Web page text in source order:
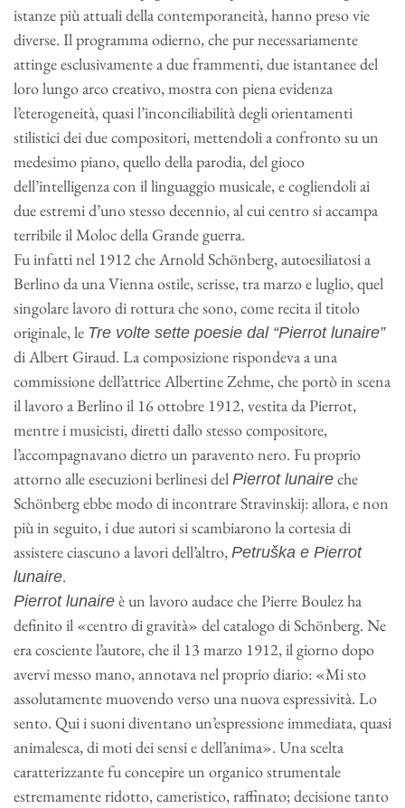
istanze più attuali della contemporaneità, hanno preso vie
diverse. Il programma odierno, che pur necessariamente
attinge esclusivamente a due frammenti, due istantanee del
loro lungo arco creativo, mostra con piena evidenza
l’eterogeneità, quasi l’inconciliabilità degli orientamenti
stilistici dei due compositori, mettendoli a confronto su un
medesimo piano, quello della parodia, del gioco
dell’intelligenza con il linguaggio musicale, e cogliendoli ai
due estremi d’uno stesso decennio, al cui centro si accampa
terribile il Moloc della Grande guerra.
Fu infatti nel 1912 che Arnold Schönberg, autoesiliatosi a
Berlino da una Vienna ostile, scrisse, tra marzo e luglio, quel
singolare lavoro di rottura che sono, come recita il titolo
originale, le Tre volte sette poesie dal “Pierrot lunaire”
di Albert Giraud. La composizione rispondeva a una
commissione dell’attrice Albertine Zehme, che portò in scena
il lavoro a Berlino il 16 ottobre 1912, vestita da Pierrot,
mentre i musicisti, diretti dallo stesso compositore,
l’accompagnavano dietro un paravento nero. Fu proprio
attorno alle esecuzioni berlinesi del Pierrot lunaire che
Schönberg ebbe modo di incontrare Stravinskij: allora, e non
più in seguito, i due autori si scambiarono la cortesia di
assistere ciascuno a lavori dell’altro, Petruška e Pierrot
lunaire.
Pierrot lunaire è un lavoro audace che Pierre Boulez ha
definito il «centro di gravità» del catalogo di Schönberg. Ne
era cosciente l’autore, che il 13 marzo 1912, il giorno dopo
avervi messo mano, annotava nel proprio diario: «Mi sto
assolutamente muovendo verso una nuova espressività. Lo
sento. Qui i suoni diventano un’espressione immediata, quasi
animalesca, di moti dei sensi e dell’anima». Una scelta
caratterizzante fu concepire un organico strumentale
estremamente ridotto, cameristico, raffinato; decisione tanto